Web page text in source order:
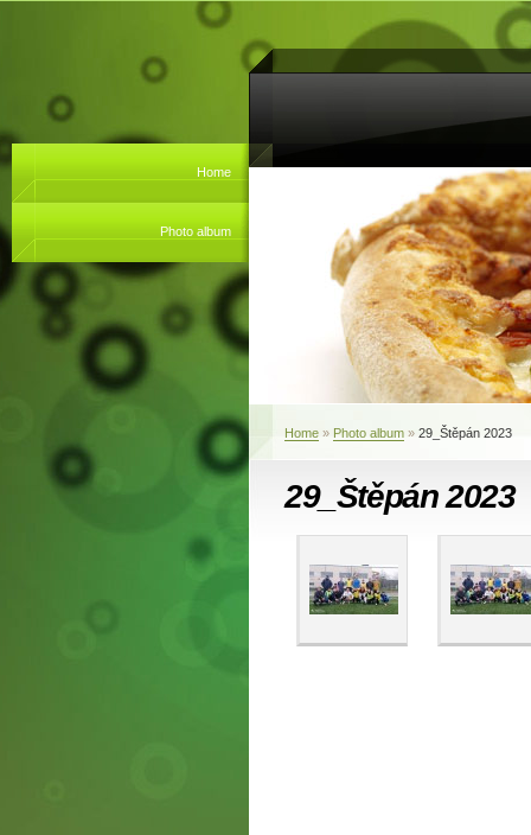
Home
Photo album
Home » Photo album » 29_Štěpán 2023
29_Štěpán 2023